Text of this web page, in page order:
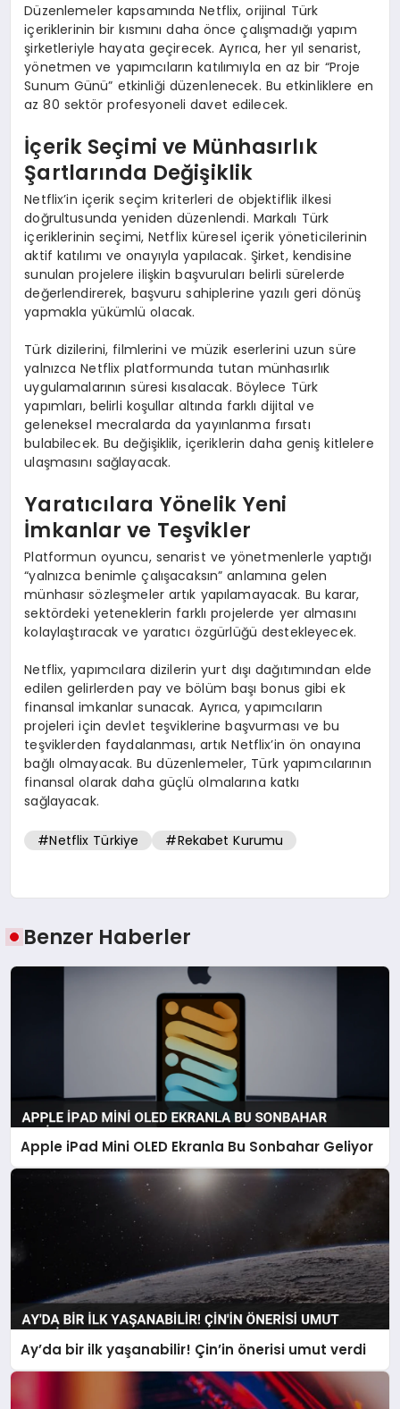
Düzenlemeler kapsamında Netflix, orijinal Türk
içeriklerinin bir kısmını daha önce çalışmadığı yapım
şirketleriyle hayata geçirecek. Ayrıca, her yıl senarist,
yönetmen ve yapımcıların katılımıyla en az bir “Proje
Sunum Günü” etkinliği düzenlenecek. Bu etkinliklere en
az 80 sektör profesyoneli davet edilecek.
İçerik Seçimi ve Münhasırlık
Şartlarında Değişiklik
Netflix’in içerik seçim kriterleri de objektiflik ilkesi
doğrultusunda yeniden düzenlendi. Markalı Türk
içeriklerinin seçimi, Netflix küresel içerik yöneticilerinin
aktif katılımı ve onayıyla yapılacak. Şirket, kendisine
sunulan projelere ilişkin başvuruları belirli sürelerde
değerlendirerek, başvuru sahiplerine yazılı geri dönüş
yapmakla yükümlü olacak.
Türk dizilerini, filmlerini ve müzik eserlerini uzun süre
yalnızca Netflix platformunda tutan münhasırlık
uygulamalarının süresi kısalacak. Böylece Türk
yapımları, belirli koşullar altında farklı dijital ve
geleneksel mecralarda da yayınlanma fırsatı
bulabilecek. Bu değişiklik, içeriklerin daha geniş kitlelere
ulaşmasını sağlayacak.
Yaratıcılara Yönelik Yeni
İmkanlar ve Teşvikler
Platformun oyuncu, senarist ve yönetmenlerle yaptığı
“yalnızca benimle çalışacaksın” anlamına gelen
münhasır sözleşmeler artık yapılamayacak. Bu karar,
sektördeki yeteneklerin farklı projelerde yer almasını
kolaylaştıracak ve yaratıcı özgürlüğü destekleyecek.
Netflix, yapımcılara dizilerin yurt dışı dağıtımından elde
edilen gelirlerden pay ve bölüm başı bonus gibi ek
finansal imkanlar sunacak. Ayrıca, yapımcıların
projeleri için devlet teşviklerine başvurması ve bu
teşviklerden faydalanması, artık Netflix’in ön onayına
bağlı olmayacak. Bu düzenlemeler, Türk yapımcılarının
finansal olarak daha güçlü olmalarına katkı
sağlayacak.
#Netflix Türkiye #Rekabet Kurumu
Benzer Haberler
Apple iPad Mini OLED Ekranla Bu Sonbahar Geliyor
Ay’da bir ilk yaşanabilir! Çin’in önerisi umut verdi